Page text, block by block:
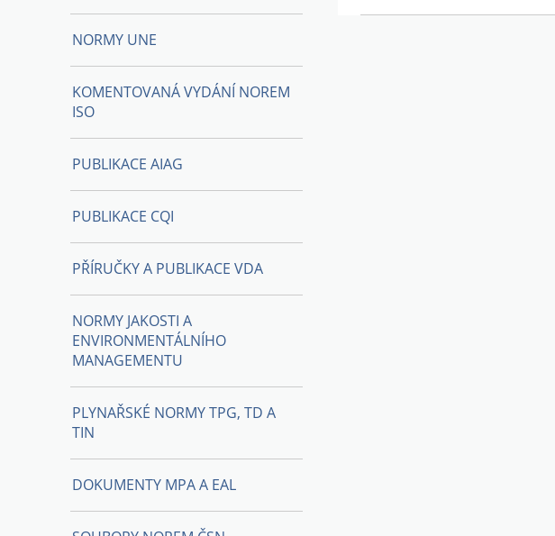
NORMY UNE
KOMENTOVANÁ VYDÁNÍ NOREM
ISO
PUBLIKACE AIAG
PUBLIKACE CQI
PŘÍRUČKY A PUBLIKACE VDA
NORMY JAKOSTI A
ENVIRONMENTÁLNÍHO
MANAGEMENTU
PLYNAŘSKÉ NORMY TPG, TD A
TIN
DOKUMENTY MPA A EAL